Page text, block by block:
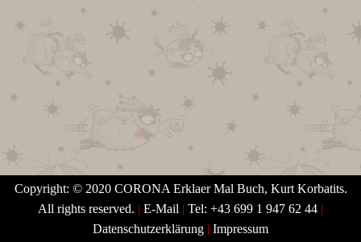
Copyright: © 2020 CORONA Erklaer Mal Buch, Kurt Korbatits.
All rights reserved. | E-Mail | Tel: +43 699 1 947 62 44 |
Datenschutzerklärung | Impressum